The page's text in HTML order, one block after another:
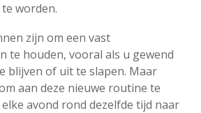
worden.
zijn om een vast
te houden, vooral als u gewend
blijven of uit te slapen. Maar
aan deze nieuwe routine te
avond rond dezelfde tijd naar